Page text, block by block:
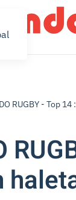
RUGBY - Top